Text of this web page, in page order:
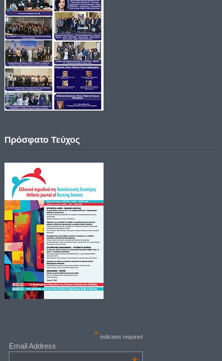
Πρόσφατο Τεύχος
* indicates required
Email Address